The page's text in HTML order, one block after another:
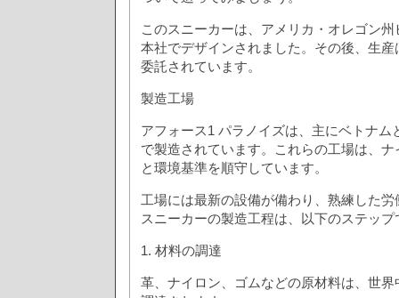
このスニーカーは、アメリカ・オレゴン
本社でデザインされました。その後、生
委託されています。
製造工場
アフォース1 パラノイズは、主にベトナム
で製造されています。これらの工場は、
と環境基準を順守しています。
工場には最新の設備が備わり、熟練した
スニーカーの製造工程は、以下のステッ
1. 材料の調達
革、ナイロン、ゴムなどの原材料は、世